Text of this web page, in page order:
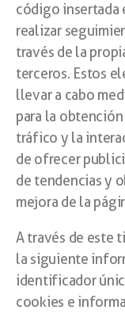
código insertada
realizar
través de la
terceros. Estos
llevar a cabo
para la
tráfico y la
de ofrecer
de tendencias y
mejora de la
A través de este
la siguiente
identificador
cookies e